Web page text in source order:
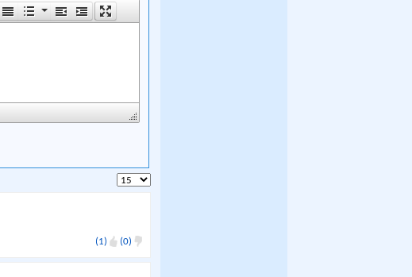
(1) (0)